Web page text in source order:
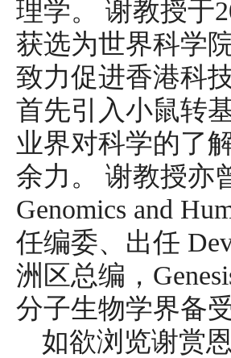
理学。 谢教授于
获选为世界科学
致力促进香港科
首先引入小鼠转
业界对科学的了
余力。 谢教授亦
Genomics and
任编委、出任
洲区总编，
分子生物学界备
如欲浏览谢赏